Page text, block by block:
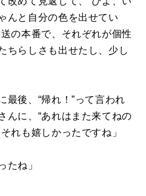
んと自分の色を出せてい
の本番で、それぞれが個性
ちらしさも出せたし、少し
最後、“帰れ！”って言われ
んに、“あれはまた来てねの
れも嬉しかったですね」
たね」